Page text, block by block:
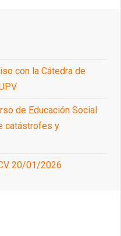
con la Cátedra de
de Educación Social
catástrofes y
20/01/2026